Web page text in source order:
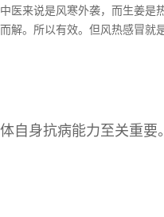
医来说是风寒外袭，而生姜是
解。所以有效。但风热感冒就
自身抗病能力至关重要。